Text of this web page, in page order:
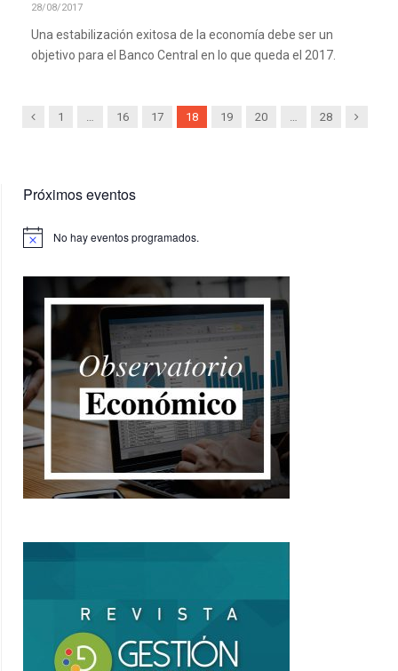
28/08/2017
Una estabilización exitosa de la economía debe ser un
objetivo para el Banco Central en lo que queda el 2017.
Previous
1 16 17 18 19 20 28 Next
Próximos eventos
Aviso No hay eventos programados.